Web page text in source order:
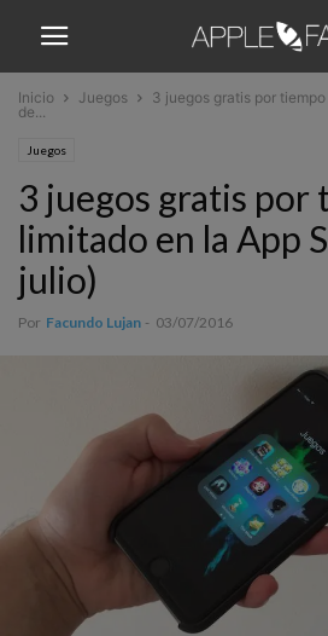
Inicio Juegos
3 juegos gratis por
de...
Juegos
3 juegos gratis por
limitado en la App
julio)
Por Facundo Lujan - 03/07/2016